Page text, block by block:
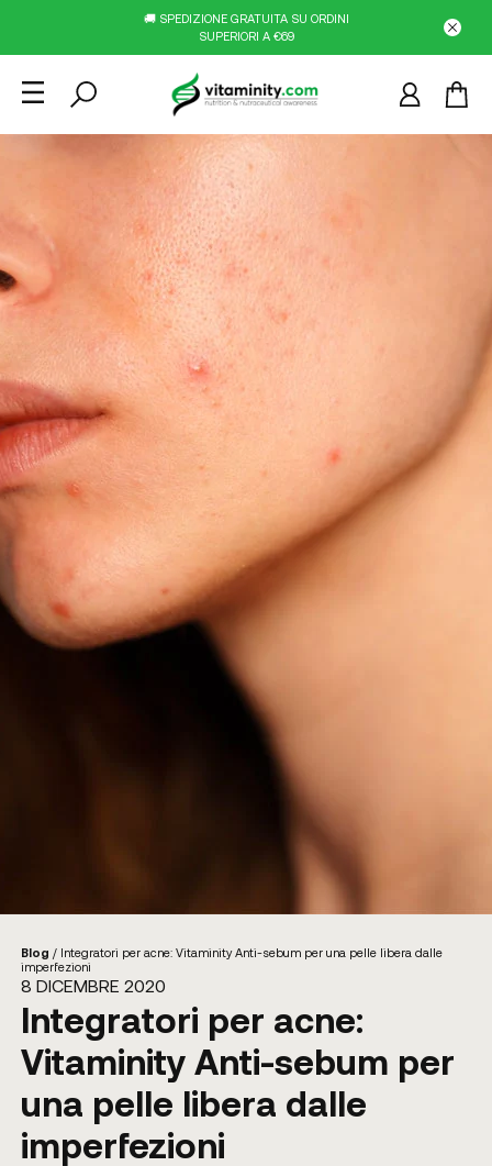
🚚 SPEDIZIONE GRATUITA SU ORDINI
SUPERIORI A €69
Blog / Integratori per acne: Vitaminity Anti-sebum per una pelle libera dalle
imperfezioni
8 DICEMBRE 2020
Integratori per acne:
Vitaminity Anti-sebum per
una pelle libera dalle
imperfezioni